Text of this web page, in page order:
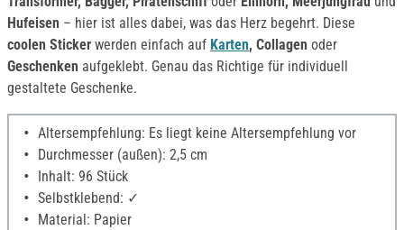
Hufeisen – hier ist alles dabei, was das Herz begehrt. Diese
coolen Sticker werden einfach auf Karten, Collagen oder
Geschenken aufgeklebt. Genau das Richtige für individuell
gestaltete Geschenke.
Altersempfehlung: Es liegt keine Altersempfehlung vor
Durchmesser (außen): 2,5 cm
Inhalt: 96 Stück
Selbstklebend: ✓
Material: Papier